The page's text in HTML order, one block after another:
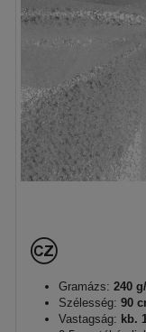
Gramázs: 240
Szélesség: 90
Vastagság: kb.